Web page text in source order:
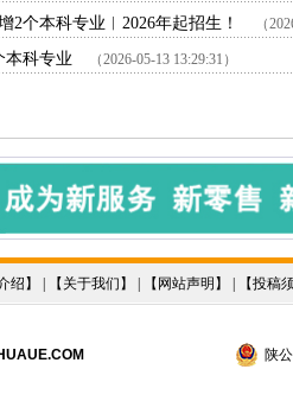
2个本科专业︱2026年起招生！ （
本科专业 （2026-05-13 13:29:31）
绍 】 | 【 关于我们 】 | 【 网站声明 】 | 【投稿
陕